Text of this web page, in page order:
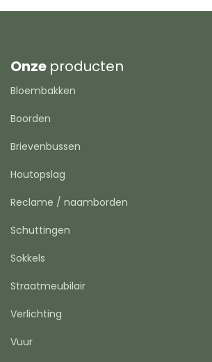
Onze producten
Bloembakken
Boorden
Brievenbussen
Houtopslag
Reclame / naamborden
Schuttingen
Sokkels
Straatmeubilair
Verlichting
Vuur